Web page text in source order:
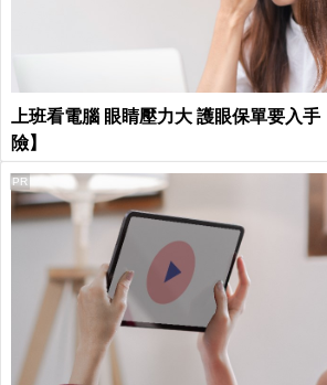
上班看電腦 眼睛壓力大 護眼保單要入
險】
PR